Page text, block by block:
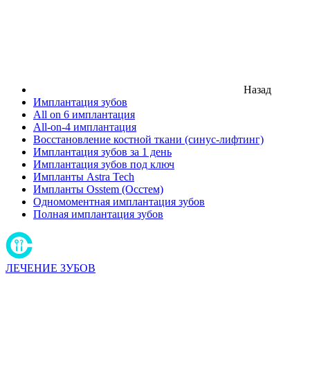
Назад
Имплантация зубов
All on 6 имплантация
All-on-4 имплантация
Восстановление костной ткани (синус-лифтинг)
Имплантация зубов за 1 день
Имплантация зубов под ключ
Импланты Astra Tech
Импланты Osstem (Осстем)
Одномоментная имплантация зубов
Полная имплантация зубов
ЛЕЧЕНИЕ ЗУБОВ